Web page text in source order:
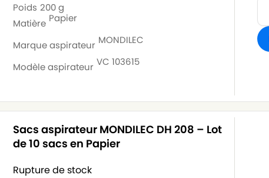
Poids 200 g
Matière Papier
Marque aspirateur MONDILEC
Modèle aspirateur VC 103615
Sacs aspirateur MONDILEC DH 208 – Lot
de 10 sacs en Papier
Rupture de stock